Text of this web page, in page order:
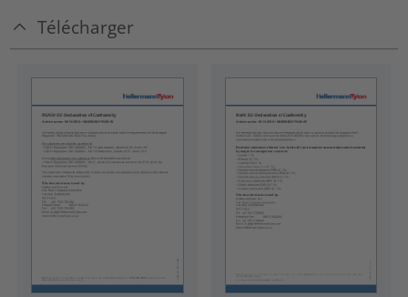
Télécharger